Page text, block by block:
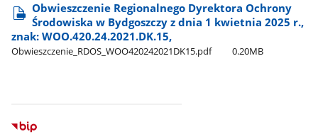
Obwieszczenie Regionalnego Dyrektora Ochrony
Środowiska w Bydgoszczy z dnia 1 kwietnia 2025 r.,
znak: WOO.420.24.2021.DK.15,
Obwieszczenie​_RDOS​_WOO420242021DK15.pdf 0.20MB